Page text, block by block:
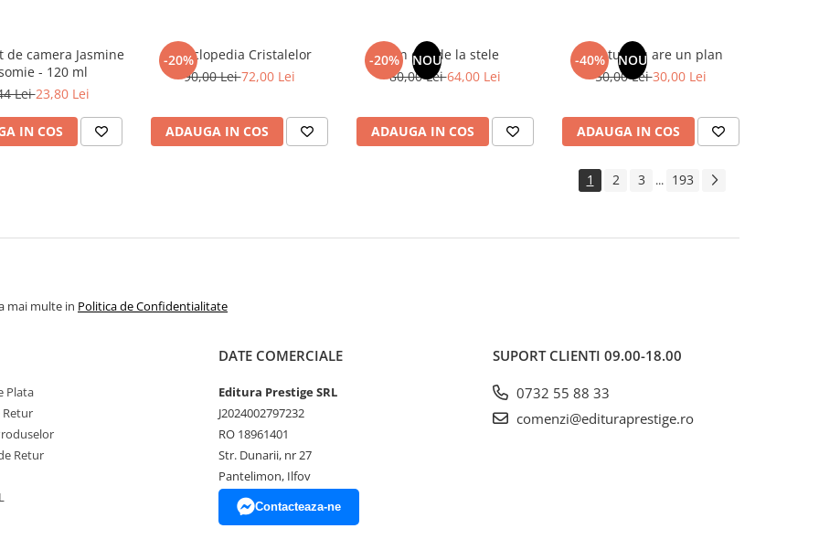
de camera Jasmine
- 120 ml
Lei23,80 Lei
IN COS
-20%
Enciclopedia Cristalelor
90,00 Lei72,00 Lei
ADAUGA IN COS
-20% NOU
Un dar de la stele
80,00 Lei64,00 Lei
ADAUGA IN COS
-40% NOU
Sufletul tau are un plan
50,00 Lei30,00 Lei
ADAUGA IN COS
1 2 3 ... 193
mai multe in Politica de Confidentialitate
Plata
Retur
Retur
DATE COMERCIALE
Editura Prestige SRL
J2024002797232
RO 18961401
Str. Dunarii, nr 27
Pantelimon, Ilfov
Contacteaza-ne
SUPORT CLIENTI 09.00-18.00
0732 55 88 33
comenzi@edituraprestige.ro